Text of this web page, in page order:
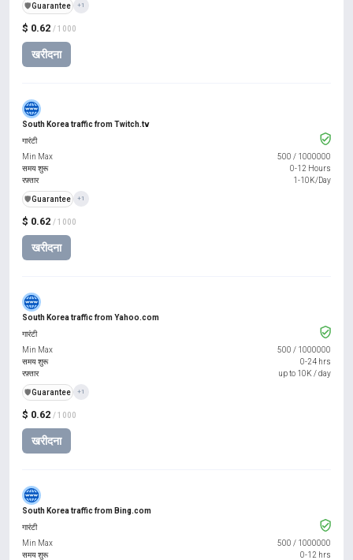
$ 0.62 / 1000
खरीदना
️🛡️Guarantee +1
South Korea traffic from Twitch.tv
$ 0.62 / 1000
खरीदना
गारंटी
Min Max
500 / 1000000
समय शुरू
0-12 Hours
रफ़्तार
1-10K/Day
️🛡️Guarantee +1
South Korea traffic from Yahoo.com
$ 0.62 / 1000
खरीदना
गारंटी
Min Max
500 / 1000000
समय शुरू
0-24 hrs
रफ़्तार
up to 10K / day
️🛡️Guarantee +1
South Korea traffic from Bing.com
गारंटी
Min Max
500 / 1000000
समय शुरू
0-12 hrs